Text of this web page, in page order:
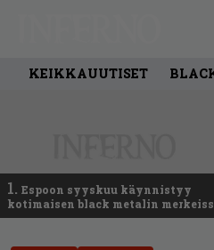
KEIKKAUUTISET
1. Espoon syyskuu käynnistyy
kotimaisen black metalin